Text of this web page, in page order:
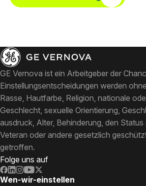
GE Vernova ist ein Arbeitgeber der
Einstellungsentscheidungen werden
Rasse, Hautfarbe, Religion, nationale
Geschlecht, sexuelle Orientierung,
ausdruck, Alter, Behinderung, den
Veteran oder andere gesetzlich
getroffen.
Folge uns auf
Wen-wir-einstellen